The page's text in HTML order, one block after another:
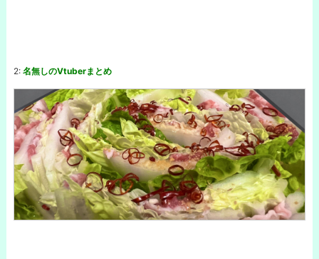
2: 名無しのVtuberまとめ